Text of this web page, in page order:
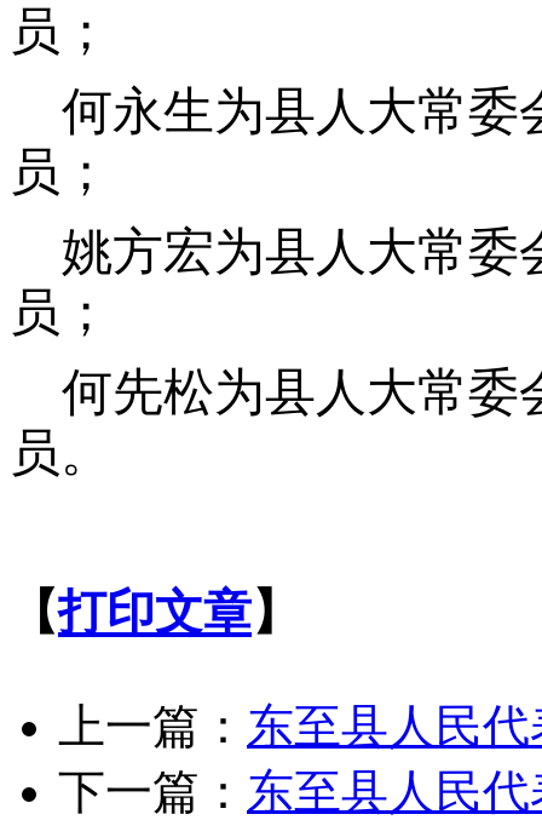
员；
何永生为县人大常委
员；
姚方宏为县人大常委
员；
何先松为县人大常委
员。
【打印文章】
上一篇： 东至县人民
下一篇： 东至县人民